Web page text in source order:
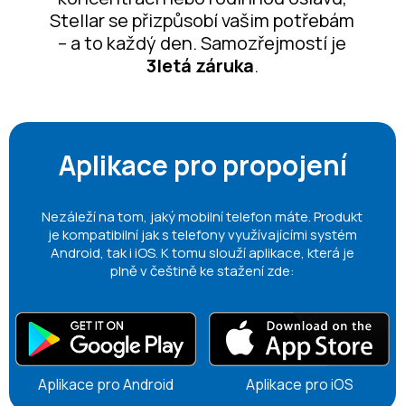
Stellar se přizpůsobí vašim potřebám
– a to každý den. Samozřejmostí je
3letá záruka.
Aplikace pro propojení
Nezáleží na tom, jaký mobilní telefon máte. Produkt
je kompatibilní jak s telefony využívajícími systém
Android, tak i iOS. K tomu slouží aplikace, která je
plně v češtině ke stažení zde:
Aplikace pro Android Aplikace pro iOS